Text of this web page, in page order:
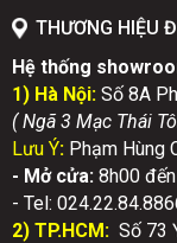
THƯƠNG HIỆU
Hệ thống
1) Hà Nội: Số 8A
( Ngã 3 Mạc Thái
Lưu Ý: Phạm Hùng
- Mở cửa: 8h00
- Tel:
2) TP.HCM: Số 73